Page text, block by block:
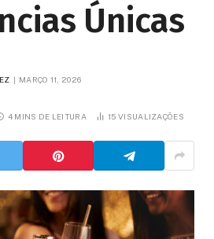
Únicas
MARÇO 11, 2026
4 MINS DE LEITURA 15VISUALIZAÇÕES